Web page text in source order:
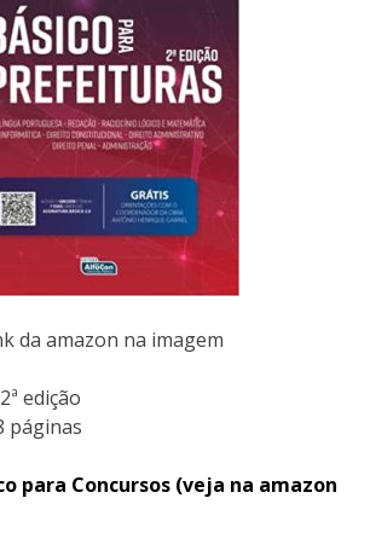
da amazon na imagem
edição
páginas
para Concursos (veja na amazon